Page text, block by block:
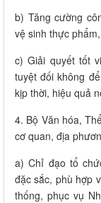
b) Tăng cường
vệ sinh thực
c) Giải quyết tốt
tuyệt đối không
kịp thời, hiệu quả
4. Bộ Văn hóa,
cơ quan, địa
a) Chỉ đạo tổ
đặc sắc, phù hợp
thống, phục vụ